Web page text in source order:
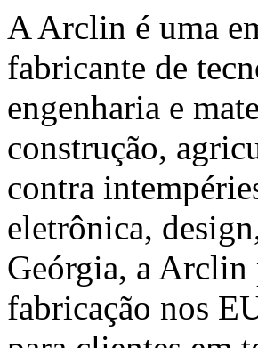
A Arclin é uma
fabricante de
engenharia e
construção,
contra
eletrônica,
Geórgia, a Arclin
fabricação nos